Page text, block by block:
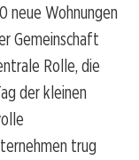
neue Wohnungen
Gemeinschaft
Rolle, die
der kleinen
trug